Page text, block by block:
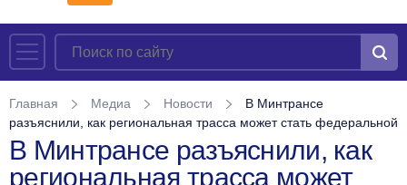
Главная Медиа Новости
В Минтрансе
разъяснили, как региональная трасса может стать федеральной
В Минтрансе разъяснили, как
региональная трасса может